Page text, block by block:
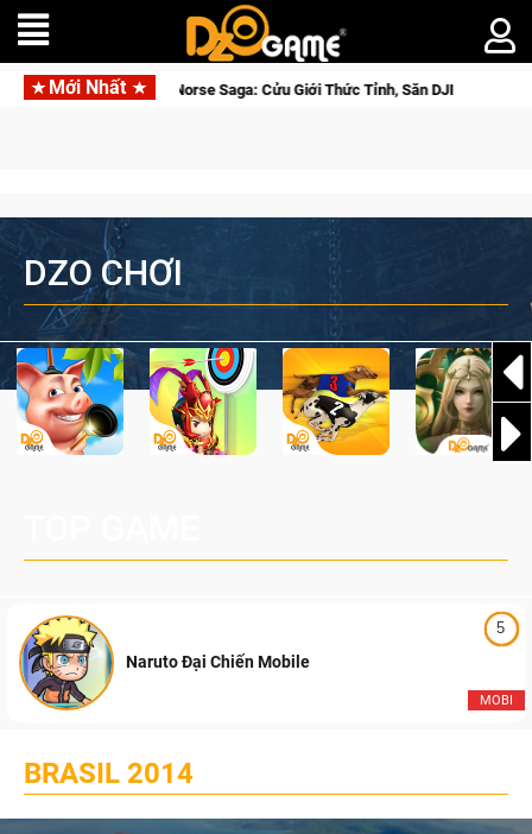
Mới Nhất
Beta Norse Saga: Cửu Giới Thức Tỉnh, Săn DJI Osmo Pocket 3 Ngay
DZO CHƠI
5
MOBI
Naruto Đại Chiến Mobile
BRASIL 2014